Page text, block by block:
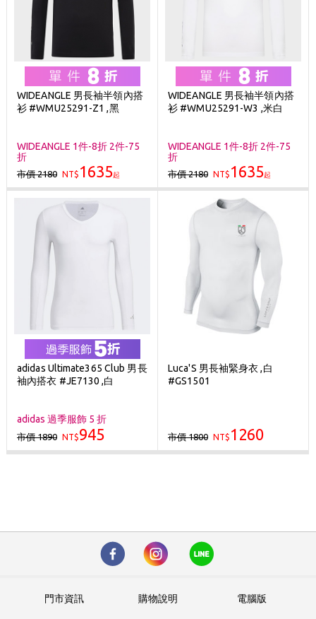
WIDEANGLE 男長袖半領內搭
衫 #WMU25291-Z1 ,黑
WIDEANGLE 1件-8折 2件-75
折
市價 2180 NT$ 1635起
WIDEANGLE 男長袖半領內搭
衫 #WMU25291-W3 ,米白
WIDEANGLE 1件-8折 2件-75
折
市價 2180 NT$ 1635起
adidas Ultimate365 Club 男長
袖內搭衣 #JE7130 ,白
adidas 過季服飾 5 折
市價 1890 NT$945
Luca'S 男長袖緊身衣 ,白
#GS1501
市價 1800 NT$ 1260
電腦版
購物說明
門市資訊